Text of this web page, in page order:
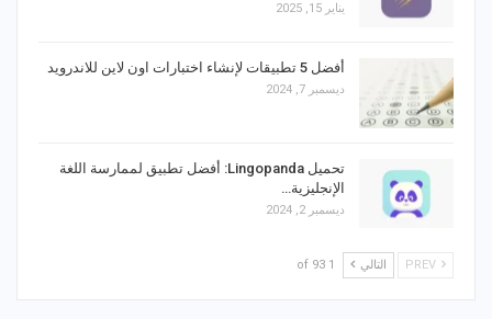
يناير 15, 2025
أفضل 5 تطبيقات لإنشاء اختبارات اون لاين للاندرويد
ديسمبر 7, 2024
تحميل Lingopanda: أفضل تطبيق لممارسة اللغة
الإنجليزية…
ديسمبر 2, 2024
التالي 1 of 93